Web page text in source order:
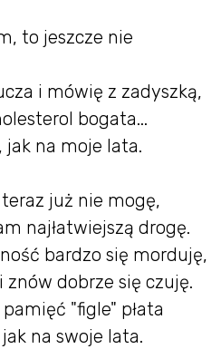
to jeszcze nie
i mówię z zadyszką,
bogata...
jak na moje lata.
już nie mogę,
najłatwiejszą drogę.
bardzo się morduję,
znów dobrze się czuję.
"figle" płata
na swoje lata.